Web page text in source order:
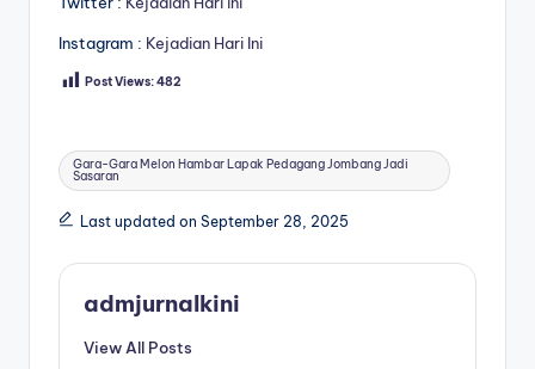
Instagram : Kejadian Hari Ini
Post Views:482
Tags:
Gara-Gara Melon Hambar Lapak Pedagang Jombang Jadi
Sasaran
Last updated on September 28, 2025
admjurnalkini
View All Posts